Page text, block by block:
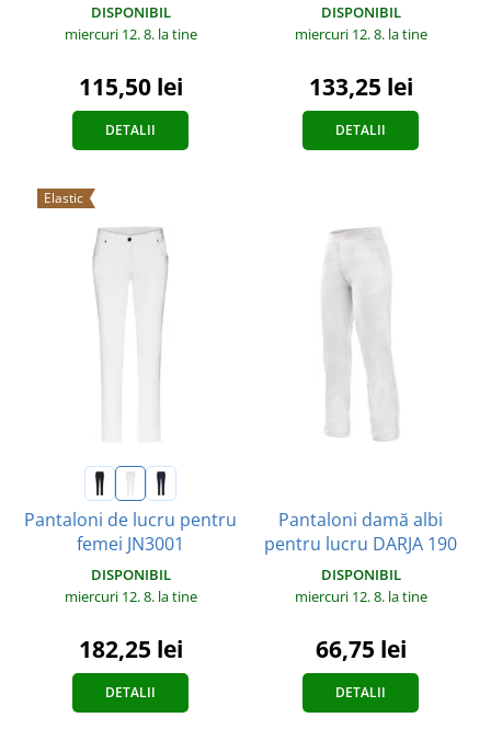
DISPONIBIL
miercuri 12. 8. la tine
115,50 lei
DETALII
DISPONIBIL
miercuri 12. 8. la tine
133,25 lei
DETALII
Elastic
Pantaloni de lucru pentru
femei JN3001
DISPONIBIL
miercuri 12. 8. la tine
182,25 lei
DETALII
Pantaloni damă albi
pentru lucru DARJA 190
DISPONIBIL
miercuri 12. 8. la tine
66,75 lei
DETALII